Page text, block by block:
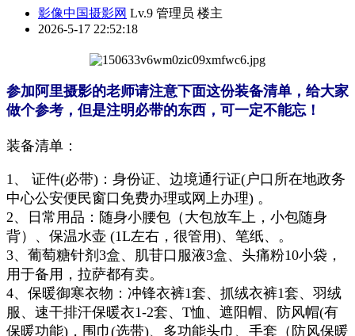
影像中国摄影网 Lv.9 管理员 楼主
2026-5-17 22:52:18
参加阿里摄影的老师请注意下面这份装备清单，给大家
做个参考，但是注明必带的东西，可一定不能忘！
装备清单：
1、 证件(必带)： 身份证、 边境通行证(户口所在地政务
中心公安便民窗口 免费办理或网上办理) 。
2、日常用品：随身小腰包（大包放车上，小包随身
背）、保温水壶 (1L左右，很管用)、笔纸、。
3、葡萄糖针剂3盒、肌苷口服液3盒、头痛粉10小袋，
用于备用，拉萨都有卖。
4、保暖御寒衣物：冲锋衣裤1套、抓绒衣裤1套、羽绒
服、速干排汗保暖衣1-2套、T恤、遮阳帽、防风帽(有
保暖功能)，围巾(选带)、多功能头巾、手套（防风保暖